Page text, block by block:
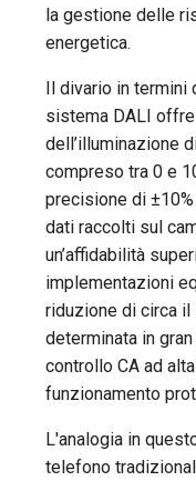
la gestione delle
energetica.
Il divario in
sistema DALI
dell’illuminazione
compreso tra 0 e
precisione di
dati raccolti sul
un’affidabilità
implementazioni
riduzione di circa il
determinata in
controllo CA ad
funzionamento
L'analogia in
telefono